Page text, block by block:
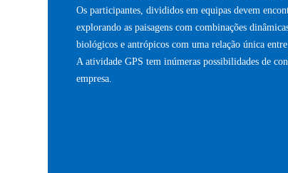
Os participantes, divididos em equipas devem
explorando as paisagens com combinações
biológicos e antrópicos com uma relação única
A atividade GPS tem inúmeras possibilidades de
empresa.